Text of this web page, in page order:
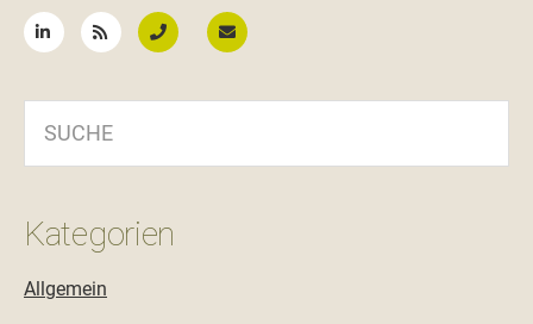
Kategorien
Allgemein